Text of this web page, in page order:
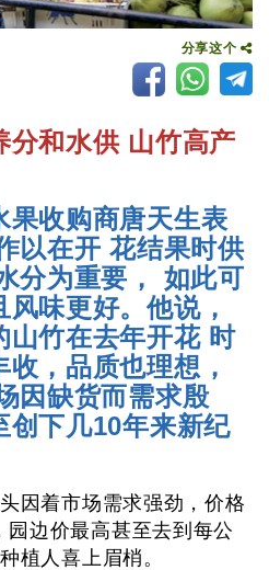
分享这个
分和水供 山竹高产
果收购商唐天生表
以在开 花结果时供
分为重要， 如此可
味更好。他说，
山竹在去年开花 时
，品质也理想，
因缺货而需求殷
创下几10年来新纪
因着市场需求强劲，价格
边价最高甚至去到每公
植人喜上眉梢。